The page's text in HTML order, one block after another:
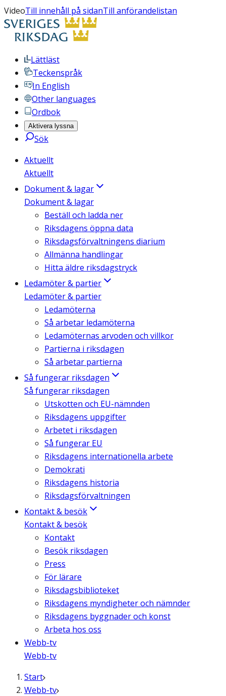
VideoTill innehåll på sidanTill anförandelistan
Lättläst
Teckenspråk
In English
Other languages
Ordbok
Aktivera lyssna
Sök
Aktuellt
Aktuellt
Dokument & lagar
Dokument & lagar
Beställ och ladda ner
Riksdagens öppna data
Riksdagsförvaltningens diarium
Allmänna handlingar
Hitta äldre riksdagstryck
Ledamöter & partier
Ledamöter & partier
Ledamöterna
Så arbetar ledamöterna
Ledamöternas arvoden och villkor
Partierna i riksdagen
Så arbetar partierna
Så fungerar riksdagen
Så fungerar riksdagen
Utskotten och EU-nämnden
Riksdagens uppgifter
Arbetet i riksdagen
Så fungerar EU
Riksdagens internationella arbete
Demokrati
Riksdagens historia
Riksdagsförvaltningen
Kontakt & besök
Kontakt & besök
Kontakt
Besök riksdagen
Press
För lärare
Riksdagsbiblioteket
Riksdagens myndigheter och nämnder
Riksdagens byggnader och konst
Arbeta hos oss
Webb-tv
Webb-tv
Start
Webb-tv